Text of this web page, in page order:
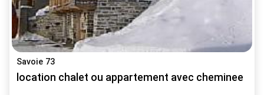
Savoie 73
location chalet ou appartement avec cheminee